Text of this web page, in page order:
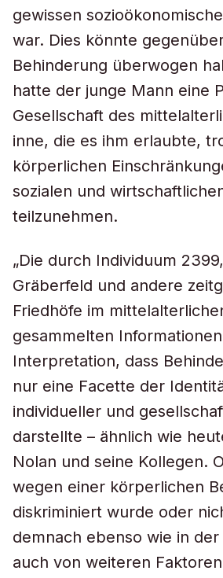
gewissen
war. Dies könnte
Behinderung überwogen
hatte der junge Mann eine
Gesellschaft des
inne, die es ihm erlaubte,
körperlichen
sozialen und
teilzunehmen.
„Die durch Individuum
Gräberfeld und andere
Friedhöfe im
gesammelten
Interpretation, dass
nur eine Facette der
individueller und
darstellte – ähnlich wie
Nolan und seine Kollegen.
wegen einer körperlichen
diskriminiert wurde oder
demnach ebenso wie in
auch von weiteren